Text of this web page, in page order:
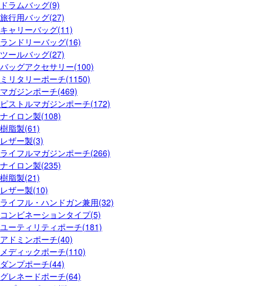
ドラムバッグ(9)
旅行用バッグ(27)
キャリーバッグ(11)
ランドリーバッグ(16)
ツールバッグ(27)
バッグアクセサリー(100)
ミリタリーポーチ(1150)
マガジンポーチ(469)
ピストルマガジンポーチ(172)
ナイロン製(108)
樹脂製(61)
レザー製(3)
ライフルマガジンポーチ(266)
ナイロン製(235)
樹脂製(21)
レザー製(10)
ライフル・ハンドガン兼用(32)
コンビネーションタイプ(5)
ユーティリティポーチ(181)
アドミンポーチ(40)
メディックポーチ(110)
ダンプポーチ(44)
グレネードポーチ(64)